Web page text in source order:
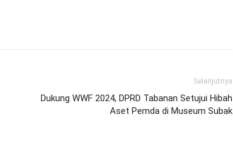
Selanjutnya
Dukung WWF 2024, DPRD Tabanan Setujui Hibah
Aset Pemda di Museum Subak